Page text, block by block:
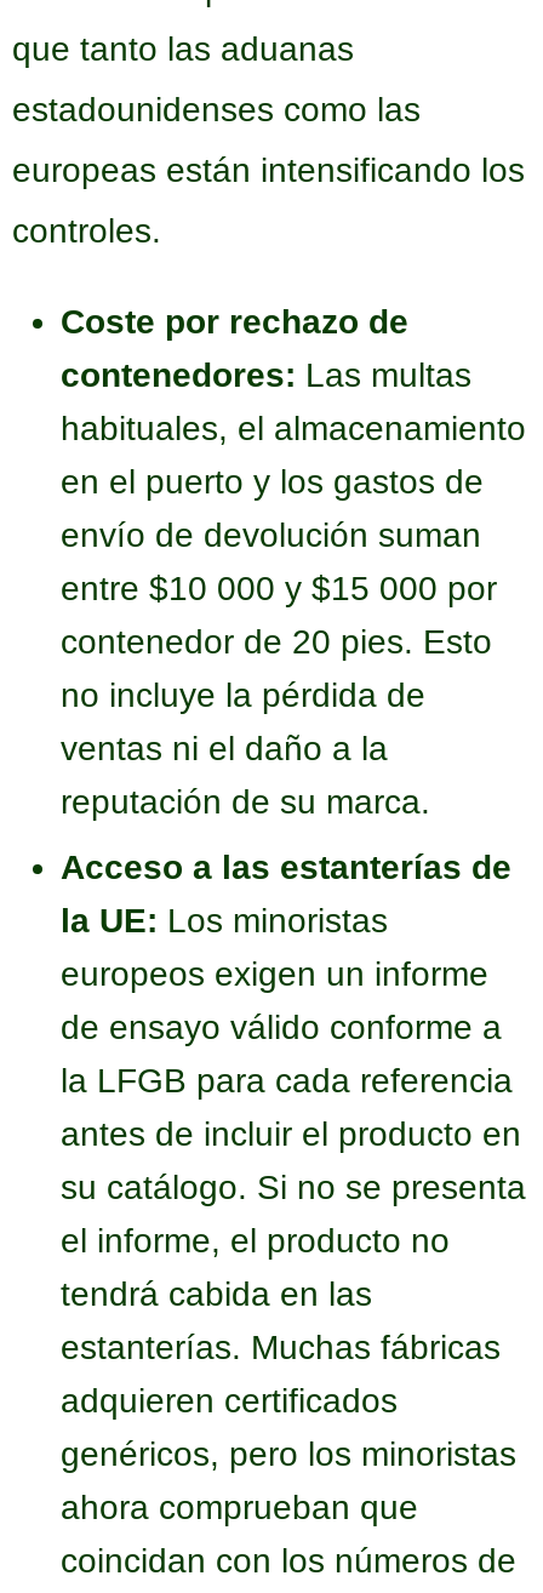
que tanto las aduanas
estadounidenses como las
europeas están intensificando los
controles.
Coste por rechazo de
contenedores: Las multas
habituales, el almacenamiento
en el puerto y los gastos de
envío de devolución suman
entre $10 000 y $15 000 por
contenedor de 20 pies. Esto
no incluye la pérdida de
ventas ni el daño a la
reputación de su marca.
Acceso a las estanterías de
la UE: Los minoristas
europeos exigen un informe
de ensayo válido conforme a
la LFGB para cada referencia
antes de incluir el producto en
su catálogo. Si no se presenta
el informe, el producto no
tendrá cabida en las
estanterías. Muchas fábricas
adquieren certificados
genéricos, pero los minoristas
ahora comprueban que
coincidan con los números de